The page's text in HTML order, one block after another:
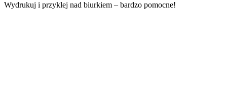
Wydrukuj i przyklej nad biurkiem – bardzo pomocne!